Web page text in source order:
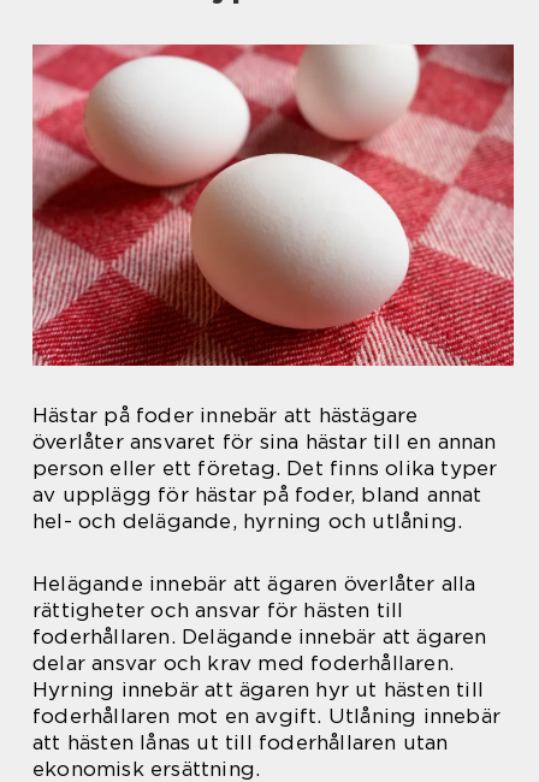
Hästar på foder innebär att hästägare
överlåter ansvaret för sina hästar till en annan
person eller ett företag. Det finns olika typer
av upplägg för hästar på foder, bland annat
hel- och delägande, hyrning och utlåning.
Helägande innebär att ägaren överlåter alla
rättigheter och ansvar för hästen till
foderhållaren. Delägande innebär att ägaren
delar ansvar och krav med foderhållaren.
Hyrning innebär att ägaren hyr ut hästen till
foderhållaren mot en avgift. Utlåning innebär
att hästen lånas ut till foderhållaren utan
ekonomisk ersättning.